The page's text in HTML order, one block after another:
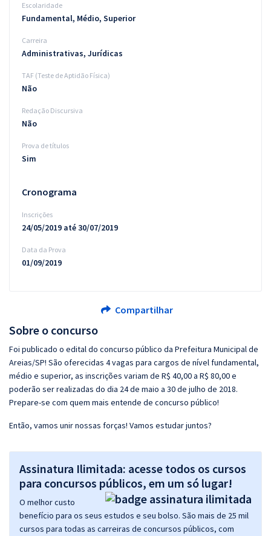
Sobre o concurso
Foi publicado o edital do concurso público da Prefeitura Municipal de
Areias/SP! São oferecidas 4 vagas para cargos de nível fundamental,
médio e superior, as inscrições variam de R$ 40,00 a R$ 80,00 e
poderão ser realizadas do dia 24 de maio a 30 de julho de 2018.
Prepare-se com quem mais entende de concurso público!
Então, vamos unir nossas forças! Vamos estudar juntos?
Assinatura Ilimitada: acesse todos os cursos
para concursos públicos, em um só lugar!
O melhor custo
benefício para os seus estudos e seu bolso. São mais de 25 mil
cursos para todas as carreiras de concursos públicos, com
Escolaridade
Fundamental, Médio, Superior
Carreira
Administrativas, Jurídicas
TAF (Teste de Aptidão Física)
Não
Redação Discursiva
Não
Prova de títulos
Sim
Cronograma
Inscrições
24/05/2019 até 30/07/2019
Data da Prova
01/09/2019
Compartilhar